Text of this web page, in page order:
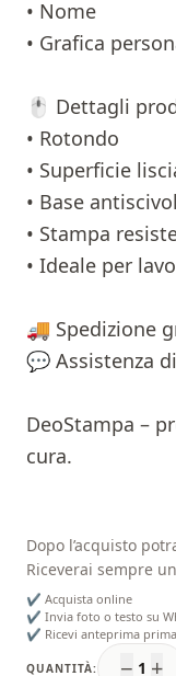
• Nome
• Grafica
🖱 Dettagli
• Rotondo
• Superficie
• Base
• Stampa
• Ideale per
🚚 Spedizione
💬 Assistenza
DeoStampa –
cura.
Dopo l’acquisto
Riceverai sempre
✔ Acquista online
✔ Invia foto o testo su
✔ Ricevi anteprima
QUANTITÀ: − 1 +